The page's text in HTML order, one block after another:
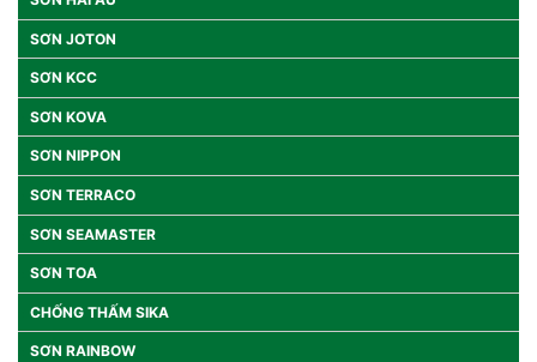
SƠN JOTON
SƠN KCC
SƠN KOVA
SƠN NIPPON
SƠN TERRACO
SƠN SEAMASTER
SƠN TOA
CHỐNG THẤM SIKA
SƠN RAINBOW